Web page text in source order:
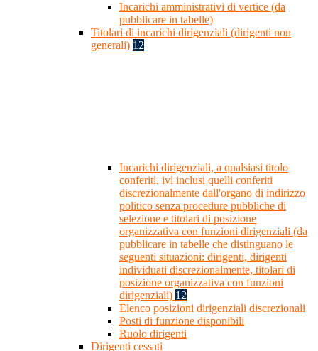
Incarichi amministrativi di vertice (da
pubblicare in tabelle)
Titolari di incarichi dirigenziali (dirigenti non
generali) 12
Incarichi dirigenziali, a qualsiasi titolo
conferiti, ivi inclusi quelli conferiti
discrezionalmente dall'organo di indirizzo
politico senza procedure pubbliche di
selezione e titolari di posizione
organizzativa con funzioni dirigenziali (da
pubblicare in tabelle che distinguano le
seguenti situazioni: dirigenti, dirigenti
individuati discrezionalmente, titolari di
posizione organizzativa con funzioni
dirigenziali) 12
Elenco posizioni dirigenziali discrezionali
Posti di funzione disponibili
Ruolo dirigenti
Dirigenti cessati